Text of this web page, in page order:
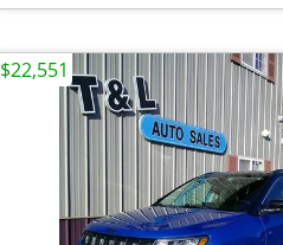
$22,551